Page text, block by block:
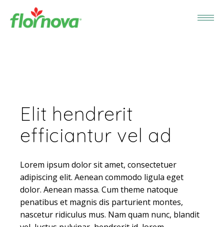
Elit hendrerit
efficiantur vel ad
Lorem ipsum dolor sit amet, consectetuer
adipiscing elit. Aenean commodo ligula eget
dolor. Aenean massa. Cum theme natoque
penatibus et magnis dis parturient montes,
nascetur ridiculus mus. Nam quam nunc, blandit